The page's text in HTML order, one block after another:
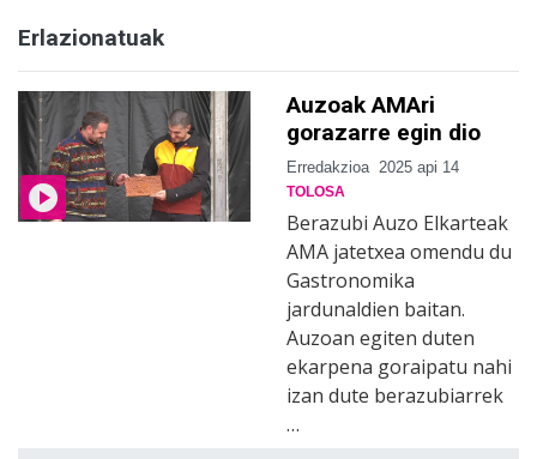
Erlazionatuak
Auzoak AMAri
gorazarre egin dio
Erredakzioa 2025 api 14
TOLOSA
Berazubi Auzo Elkarteak
AMA jatetxea omendu du
Gastronomika
jardunaldien baitan.
Auzoan egiten duten
ekarpena goraipatu nahi
izan dute berazubiarrek
…